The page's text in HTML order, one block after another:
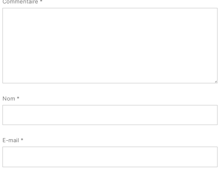
Commentaire *
Nom *
E-mail *